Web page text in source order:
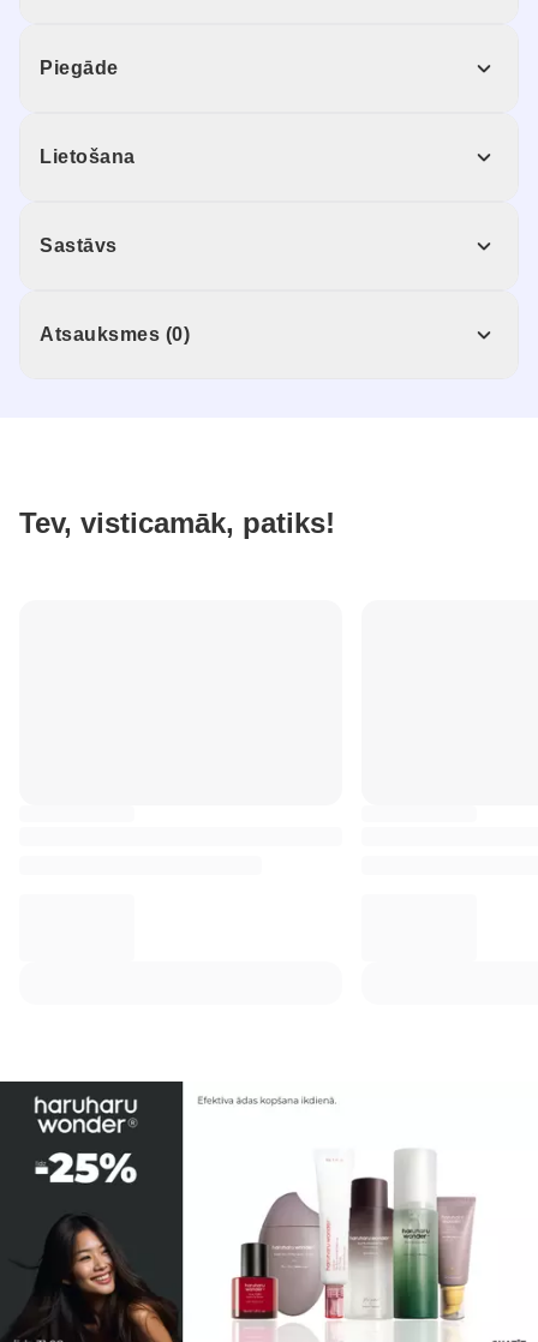
Piegāde
Lietošana
Sastāvs
Atsauksmes (0)
Tev, visticamāk, patiks!